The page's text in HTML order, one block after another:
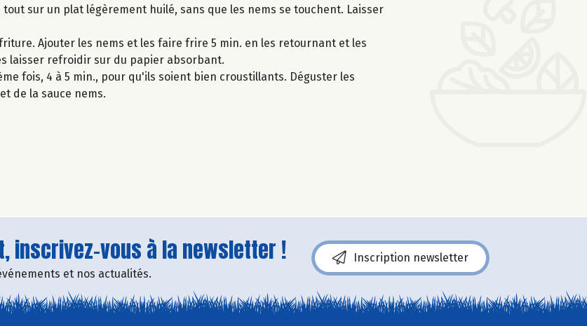
sur un plat légèrement huilé, sans que les nems se touchent. Laisser
Ajouter les nems et les faire frire 5 min. en les retournant et les
laisser refroidir sur du papier absorbant.
fois, 4 à 5 min., pour qu'ils soient bien croustillants. Déguster les
de la sauce nems.
inscrivez-vous à la newsletter !
et nos actualités.
Inscription newsletter